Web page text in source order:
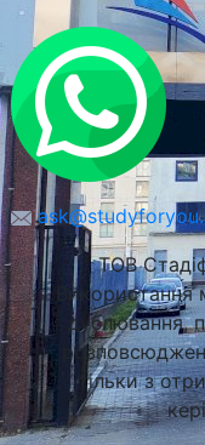
ТОВ
Використання
дублювання,
тільки з